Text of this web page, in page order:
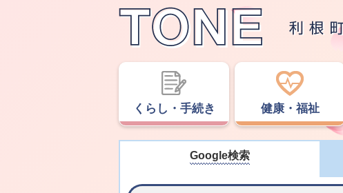
くらし・手続き 健康・福祉
Google検索